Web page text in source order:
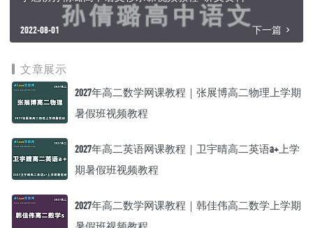
2022-08-01 下一篇
文章展示
2027年高二数学网课教程｜张展博高二物理上学期
暑假班视频教程
2027年高二英语网课教程｜卫宇晴高二英语a+上学
期暑假班视频教程
2027年高二数学网课教程｜韩佳伟高二数学上学期